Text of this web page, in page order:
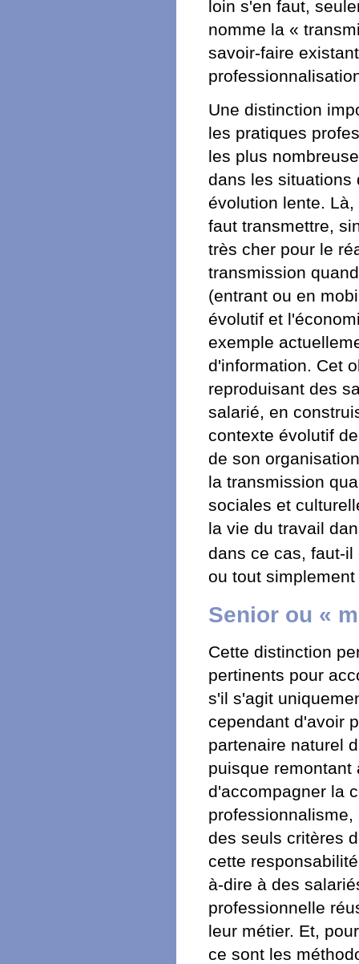
loin s'en faut,
nomme la «
savoir-faire
Une distinction
les pratiques
les plus
dans les situations
évolution lente.
faut transmettre,
très cher pour le
transmission
(entrant ou en
évolutif et
exemple
d'information. Cet
reproduisant des
salarié, en
contexte évolutif
de son
la transmission
sociales et
la vie du travail
dans ce cas, faut-
ou tout
Senior ou «
Cette distinction
pertinents pour
s'il s'agit
cependant d'avoir
partenaire naturel
puisque
d'accompagner la
des seuls critères
cette
à-dire à des
professionnelle
leur métier. Et,
ce sont les